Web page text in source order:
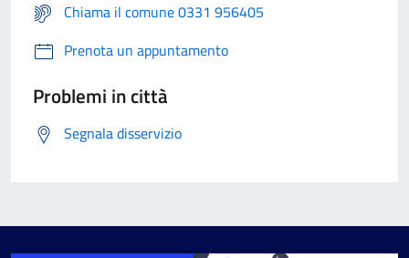
Chiama il comune 0331 956405
Prenota un appuntamento
Problemi in città
Segnala disservizio